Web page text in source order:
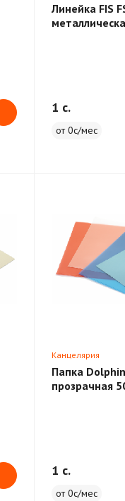
Линейка FIS
1 c.
от 0с/мес
Канцелярия
Папка
прозрачная
1 c.
от 0с/мес